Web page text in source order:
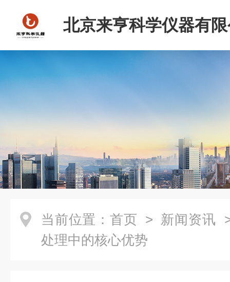
北京来亨科学仪器有
当前位置： 首页 > 新闻资讯
处理中的核心优势